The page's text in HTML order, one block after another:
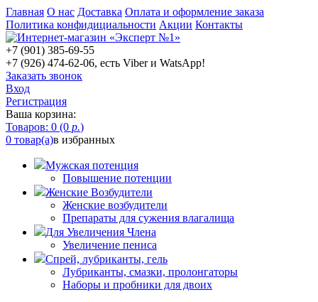
Главная О нас Доставка Оплата и оформление заказа
Политика конфидициальности Акции Контакты
+7 (901) 385-69-55
+7 (926) 474-62-06, есть Viber и WatsApp!
Заказать звонок
Вход
Регистрация
Ваша корзина:
Товаров: 0 (0 р.)
0 товар(а)в избранных
Мужская потенция
Повышение потенции
Женские Возбудители
Женские возбудители
Препараты для сужения влагалища
Для Увеличения Члена
Увеличение пениса
Спрей, лубриканты, гель
Лубриканты, смазки, пролонгаторы
Наборы и пробники для двоих